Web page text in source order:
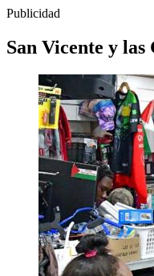
Publicidad
San Vicente y las